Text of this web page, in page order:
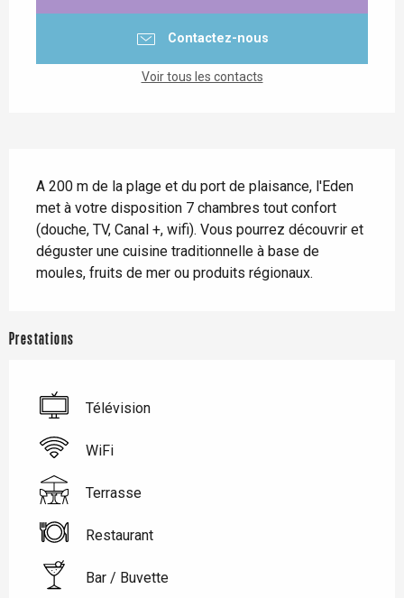
Contactez-nous
Voir tous les contacts
A 200 m de la plage et du port de plaisance, l'Eden
met à votre disposition 7 chambres tout confort
(douche, TV, Canal +, wifi). Vous pourrez découvrir et
déguster une cuisine traditionnelle à base de
moules, fruits de mer ou produits régionaux.
Prestations
Télévision
WiFi
Terrasse
Restaurant
Bar / Buvette